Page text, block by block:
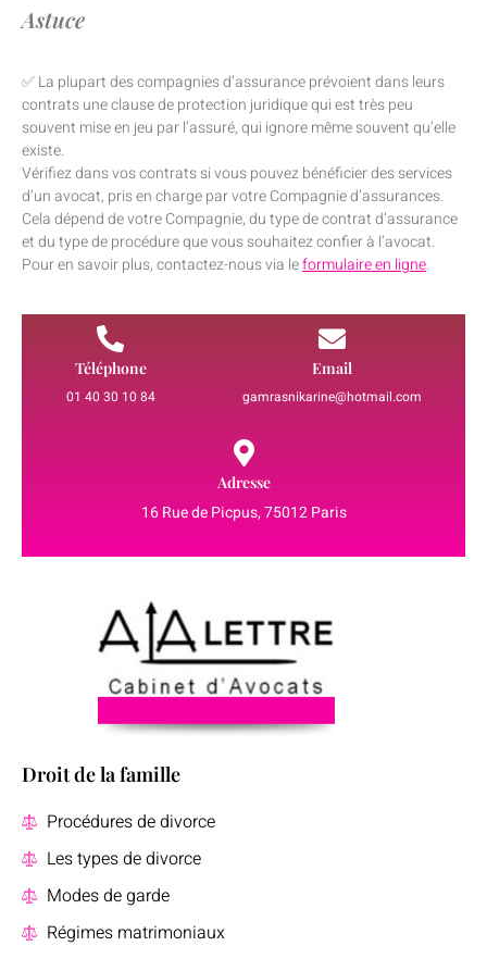
Astuce
✅ La plupart des compagnies d’assurance prévoient dans leurs
contrats une clause de protection juridique qui est très peu
souvent mise en jeu par l’assuré, qui ignore même souvent qu’elle
existe.
Vérifiez dans vos contrats si vous pouvez bénéficier des services
d’un avocat, pris en charge par votre Compagnie d’assurances.
Cela dépend de votre Compagnie, du type de contrat d’assurance
et du type de procédure que vous souhaitez confier à l’avocat.
Pour en savoir plus, contactez-nous via leformulaire en ligne.
Téléphone
01 40 30 10 84
Email
gamrasnikarine@hotmail.com
Adresse
16 Rue de Picpus, 75012 Paris
Droit de la famille
Procédures de divorce
Les types de divorce
Modes de garde
Régimes matrimoniaux